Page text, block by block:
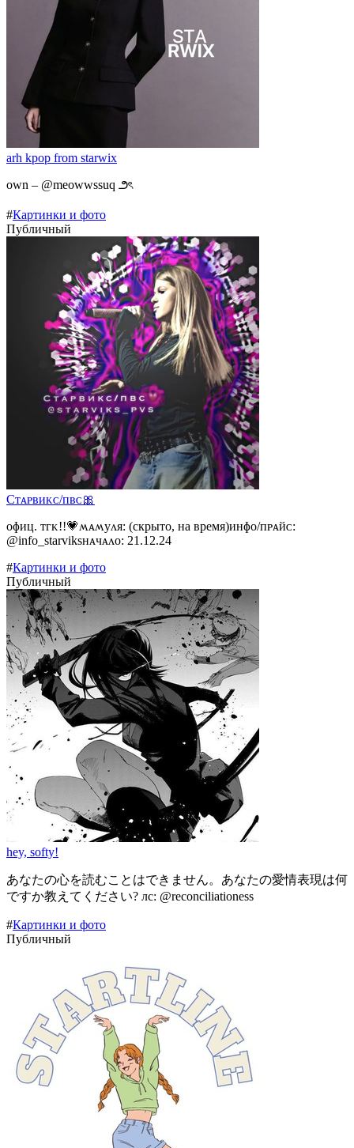
arh kpop from starwix
own – @meowwssuq ౨ৎ
#Картинки и фото
Публичный
Сᴛᴀᴩʙиᴋᴄ/ᴨʙᴄ🎀
ᴏɸиц. ᴛᴦᴋ!!💗ʍᴀʍуᴧя: (скрыто, на время)инɸᴏ/ᴨᴩᴀйᴄ:
@info_starviksнᴀчᴀᴧᴏ: 21.12.24
#Картинки и фото
Публичный
hey, softy!
あなたの心を読むことはできません。あなたの愛情表現は何
ですか教えてください? лс: @reconciliationess
#Картинки и фото
Публичный